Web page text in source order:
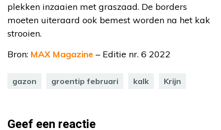
plekken inzaaien met graszaad. De borders
moeten uiteraard ook bemest worden na het kak
strooien.
Bron: MAX Magazine – Editie nr. 6 2022
gazon groentip februari kalk Krijn
Geef een reactie